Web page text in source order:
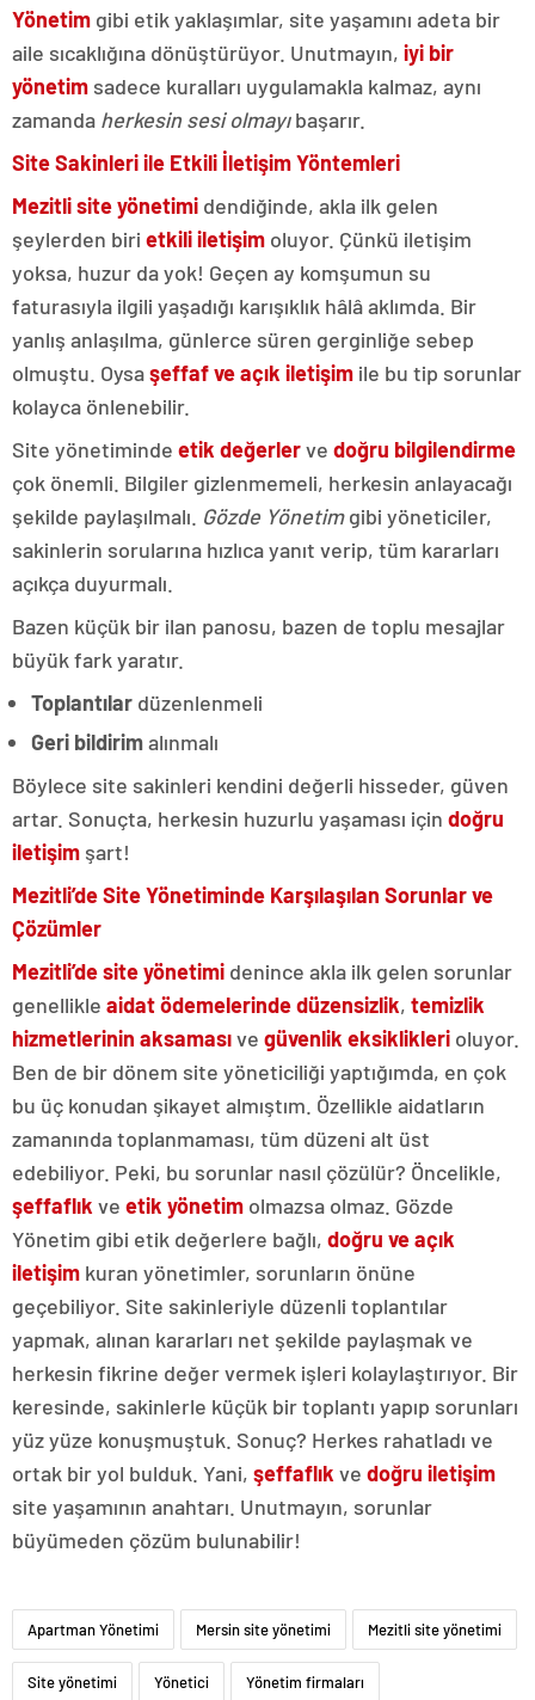
Yönetim gibi etik yaklaşımlar, site yaşamını adeta bir
aile sıcaklığına dönüştürüyor. Unutmayın, iyi bir
yönetim sadece kuralları uygulamakla kalmaz, aynı
zamanda herkesin sesi olmayıbaşarır.
Site Sakinleri ile Etkili İletişim Yöntemleri
Mezitli site yönetimi dendiğinde, akla ilk gelen
şeylerden biri etkili iletişim oluyor. Çünkü iletişim
yoksa, huzur da yok! Geçen ay komşumun su
faturasıyla ilgili yaşadığı karışıklık hâlâ aklımda. Bir
yanlış anlaşılma, günlerce süren gerginliğe sebep
olmuştu. Oysaşeffaf ve açık iletişim ile bu tip sorunlar
kolayca önlenebilir.
Site yönetiminde etik değerlerve doğru bilgilendirme
çok önemli. Bilgiler gizlenmemeli, herkesin anlayacağı
şekilde paylaşılmalı. Gözde Yönetimgibi yöneticiler,
sakinlerin sorularına hızlıca yanıt verip, tüm kararları
açıkça duyurmalı.
Bazen küçük bir ilan panosu, bazen de toplu mesajlar
büyük fark yaratır.
Toplantılar düzenlenmeli
Geri bildirimalınmalı
Böylece site sakinleri kendini değerli hisseder, güven
artar. Sonuçta, herkesin huzurlu yaşaması için doğru
iletişim şart!
Mezitli’de Site Yönetiminde Karşılaşılan Sorunlar ve
Çözümler
Mezitli’de site yönetimi denince akla ilk gelen sorunlar
genellikle aidat ödemelerinde düzensizlik, temizlik
hizmetlerinin aksamasıve güvenlik eksiklikleri oluyor.
Ben de bir dönem site yöneticiliği yaptığımda, en çok
bu üç konudan şikayet almıştım. Özellikle aidatların
zamanında toplanmaması, tüm düzeni alt üst
edebiliyor. Peki, bu sorunlar nasıl çözülür? Öncelikle,
şeffaflık ve etik yönetim olmazsa olmaz. Gözde
Yönetim gibi etik değerlere bağlı, doğru ve açık
iletişim kuran yönetimler, sorunların önüne
geçebiliyor. Site sakinleriyle düzenli toplantılar
yapmak, alınan kararları net şekilde paylaşmak ve
herkesin fikrine değer vermek işleri kolaylaştırıyor. Bir
keresinde, sakinlerle küçük bir toplantı yapıp sorunları
yüz yüze konuşmuştuk. Sonuç? Herkes rahatladı ve
ortak bir yol bulduk. Yani, şeffaflık ve doğru iletişim
site yaşamının anahtarı. Unutmayın, sorunlar
büyümeden çözüm bulunabilir!
Apartman Yönetimi Mersin site yönetimi Mezitli site yönetimi
Site yönetimi Yönetici Yönetim firmaları